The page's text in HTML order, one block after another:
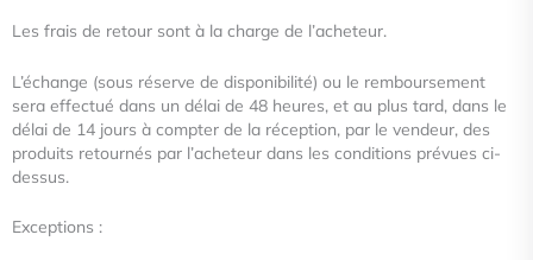
Les frais de retour sont à la charge de l’acheteur.
L’échange (sous réserve de disponibilité) ou le remboursement
sera effectué dans un délai de 48 heures, et au plus tard, dans le
délai de 14 jours à compter de la réception, par le vendeur, des
produits retournés par l’acheteur dans les conditions prévues ci-
dessus.
Exceptions :